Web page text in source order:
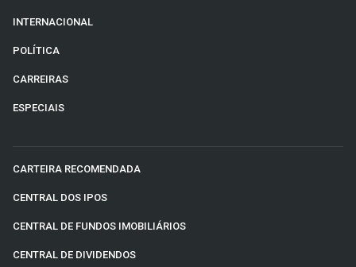
INTERNACIONAL
POLÍTICA
CARREIRAS
ESPECIAIS
CARTEIRA RECOMENDADA
CENTRAL DOS IPOS
CENTRAL DE FUNDOS IMOBILIÁRIOS
CENTRAL DE DIVIDENDOS